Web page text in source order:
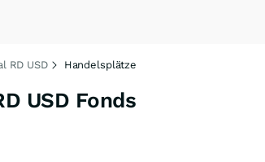
RD USD Handelsplätze
USD Fonds